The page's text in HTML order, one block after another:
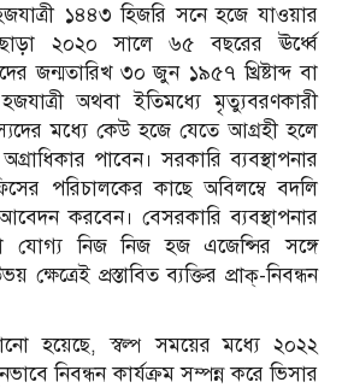
হজযাত্রী ১৪৪৩ হিজরি সনে হজে যাওয়ার
২০২০ সালে ৬৫ বছরের ঊর্ধ্বে
জন্মতারিখ ৩০ জুন ১৯৫৭ খ্রিষ্টাব্দ বা
অথবা ইতিমধ্যে মৃত্যুবরণকারী
মধ্যে কেউ হজে যেতে আগ্রহী হলে
পাবেন। সরকারি ব্যবস্থাপনার
পরিচালকের কাছে অবিলম্বে বদলি
করবেন। বেসরকারি ব্যবস্থাপনার
যোগ্য নিজ নিজ হজ এজেন্সির সঙ্গে
প্রস্তাবিত ব্যক্তির প্রাক্‌-নিবন্ধন
হয়েছে, স্বল্প সময়ের মধ্যে ২০২২
নিবন্ধন কার্যক্রম সম্পন্ন করে ভিসার